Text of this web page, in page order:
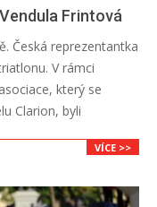
Frintová
Česká reprezentantka
V rámci
který se
Clarion, byli
VÍCE >>